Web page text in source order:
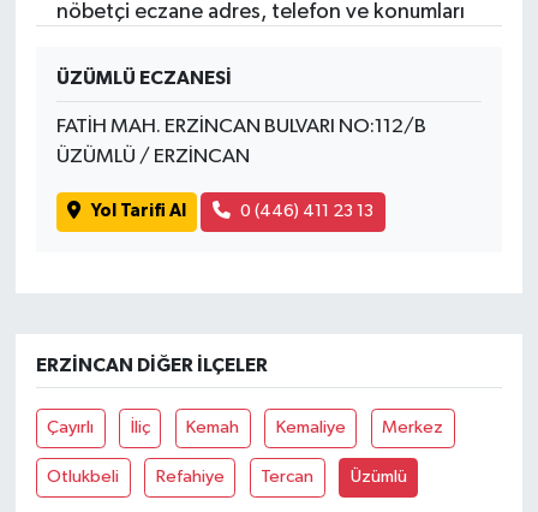
nöbetçi eczane adres, telefon ve konumları
ÜZÜMLÜ ECZANESİ
FATİH MAH. ERZİNCAN BULVARI NO:112/B
ÜZÜMLÜ / ERZİNCAN
Yol Tarifi Al 0 (446) 411 23 13
ERZINCAN DIĞER İLÇELER
Çayırlı İliç Kemah Kemaliye Merkez
Otlukbeli Refahiye Tercan Üzümlü